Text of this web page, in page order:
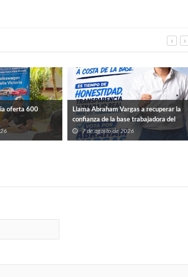
oferta 600
Llama Abraham Vargas a recuperar la
confianza de la base trabajadora del
ISSSTE en Tamaulipas
7 de agosto de 2026